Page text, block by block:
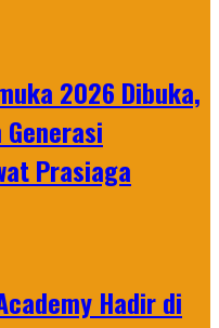
2026 Dibuka,
Prasiaga
Hadir di